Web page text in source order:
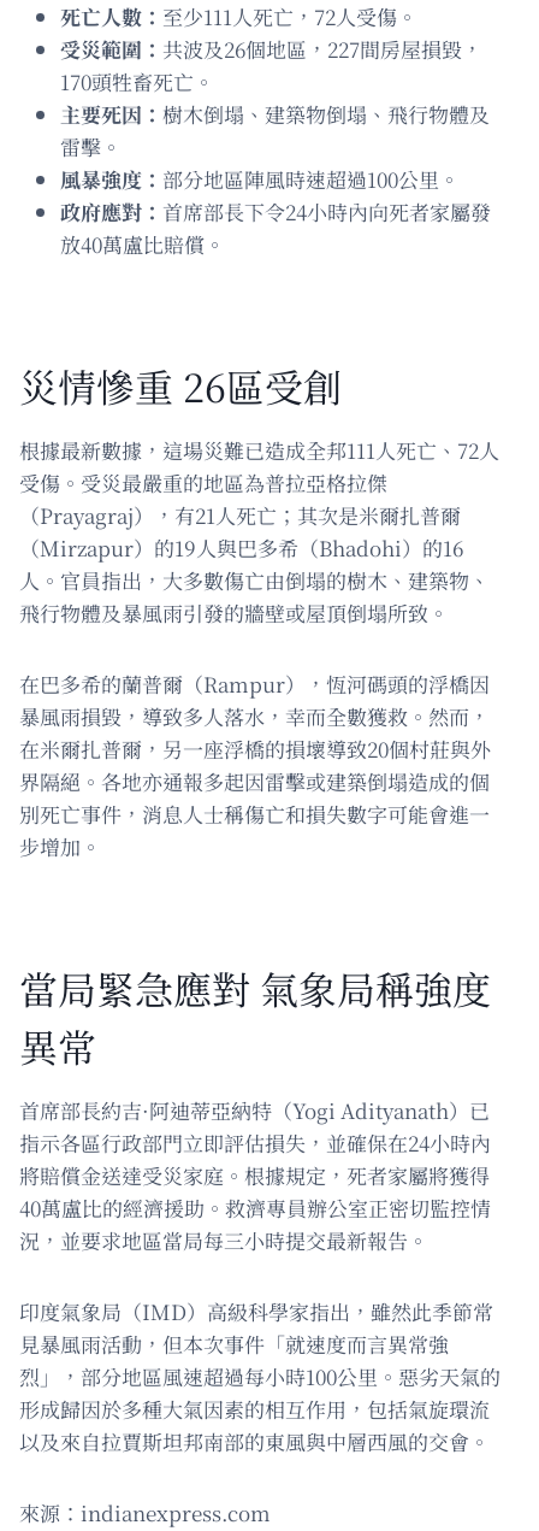
死亡人數： 至少111人死亡，72人受傷。
受災範圍： 共波及26個地區，227間房屋損毀，
170頭牲畜死亡。
主要死因： 樹木倒塌、建築物倒塌、飛行物體及
雷擊。
風暴強度： 部分地區陣風時速超過100公里。
政府應對： 首席部長下令24小時內向死者家屬發
放40萬盧比賠償。
災情慘重 26區受創
根據最新數據，這場災難已造成全邦111人死亡、72人
受傷。受災最嚴重的地區為普拉亞格拉傑
（Prayagraj），有21人死亡；其次是米爾扎普爾
（Mirzapur）的19人與巴多希（Bhadohi）的16
人。官員指出，大多數傷亡由倒塌的樹木、建築物、
飛行物體及暴風雨引發的牆壁或屋頂倒塌所致。
在巴多希的蘭普爾（Rampur），恆河碼頭的浮橋因
暴風雨損毀，導致多人落水，幸而全數獲救。然而，
在米爾扎普爾，另一座浮橋的損壞導致20個村莊與外
界隔絕。各地亦通報多起因雷擊或建築倒塌造成的個
別死亡事件，消息人士稱傷亡和損失數字可能會進一
步增加。
當局緊急應對 氣象局稱強度
異常
首席部長約吉·阿迪蒂亞納特（Yogi Adityanath）已
指示各區行政部門立即評估損失，並確保在24小時內
將賠償金送達受災家庭。根據規定，死者家屬將獲得
40萬盧比的經濟援助。救濟專員辦公室正密切監控情
況，並要求地區當局每三小時提交最新報告。
印度氣象局（IMD）高級科學家指出，雖然此季節常
見暴風雨活動，但本次事件「就速度而言異常強
烈」，部分地區風速超過每小時100公里。惡劣天氣的
形成歸因於多種大氣因素的相互作用，包括氣旋環流
以及來自拉賈斯坦邦南部的東風與中層西風的交會。
來源：indianexpress.com